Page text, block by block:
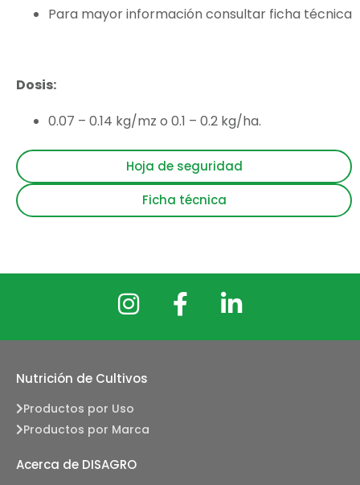
Para mayor información consultar ficha técnica
Dosis:
0.07 – 0.14 kg/mz o 0.1 – 0.2 kg/ha.
Hoja de seguridad
Ficha técnica
Nutrición de Cultivos
Productos por Uso
Productos por Marca
Acerca de DISAGRO